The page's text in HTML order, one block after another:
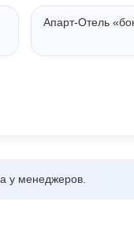
Апарт‑Отель
у менеджеров.